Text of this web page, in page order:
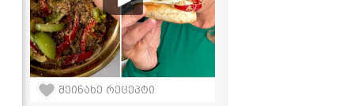
შეინახე რეცეპტი